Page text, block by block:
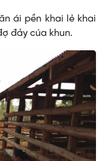
ái pền khai lẻ khai
đảy cúa khun.